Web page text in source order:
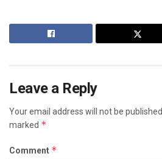
Leave a Reply
Your email address will not be published.
marked *
Comment *